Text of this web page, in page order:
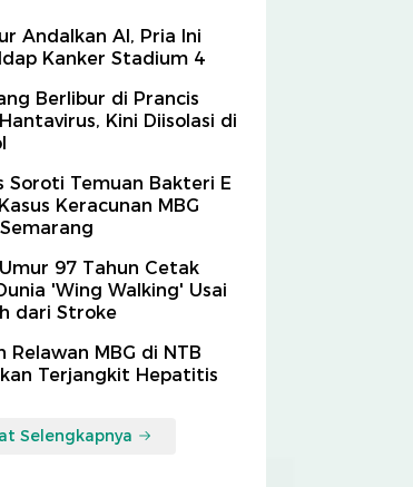
Andalkan AI, Pria Ini
Kanker Stadium 4
Berlibur di Prancis
Kini Diisolasi di
Soroti Temuan Bakteri E
Keracunan MBG
97 Tahun Cetak
'Wing Walking' Usai
dari Stroke
Relawan MBG di NTB
Terjangkit Hepatitis
Selengkapnya